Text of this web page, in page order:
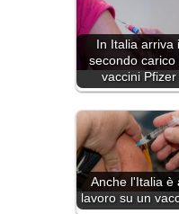
In Italia arriva il
secondo carico
vaccini Pfizer
Anche l'Italia è
lavoro su un